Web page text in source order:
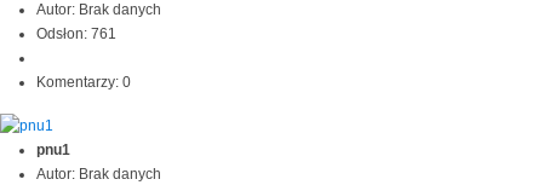
Autor: Brak danych
Odsłon: 761
Komentarzy: 0
pnu1
Autor: Brak danych